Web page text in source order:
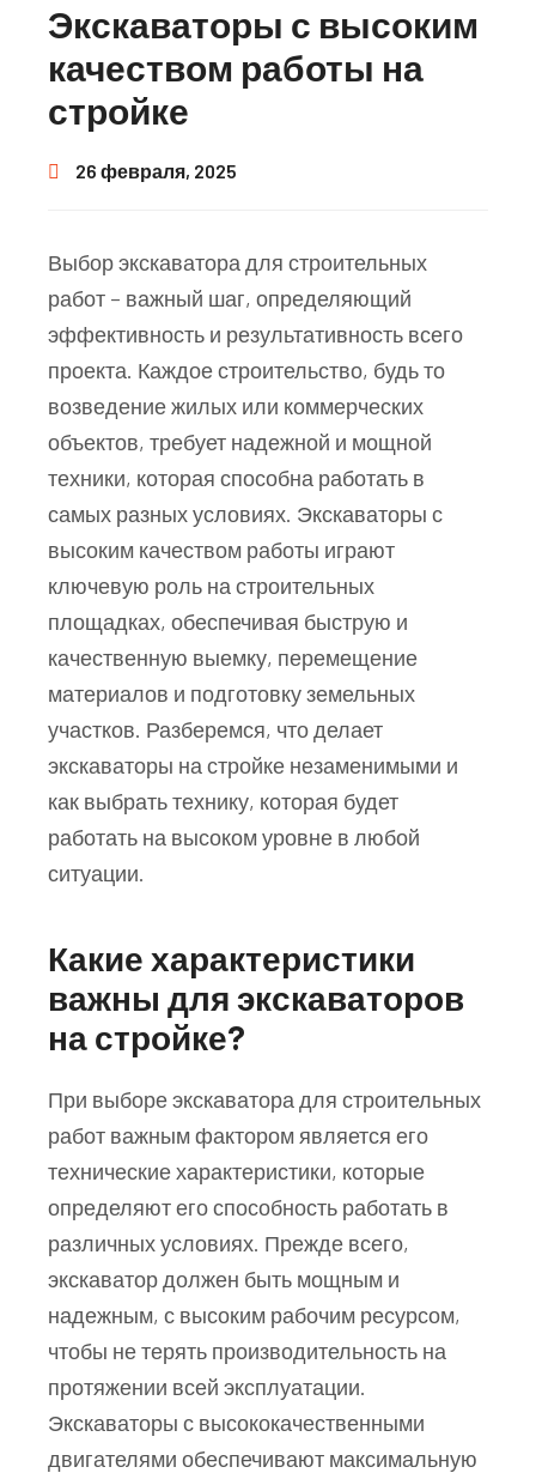
Экскаваторы с высоким
качеством работы на
стройке
26 февраля, 2025
Выбор экскаватора для строительных
работ – важный шаг, определяющий
эффективность и результативность всего
проекта. Каждое строительство, будь то
возведение жилых или коммерческих
объектов, требует надежной и мощной
техники, которая способна работать в
самых разных условиях. Экскаваторы с
высоким качеством работы играют
ключевую роль на строительных
площадках, обеспечивая быструю и
качественную выемку, перемещение
материалов и подготовку земельных
участков. Разберемся, что делает
экскаваторы на стройке незаменимыми и
как выбрать технику, которая будет
работать на высоком уровне в любой
ситуации.
Какие характеристики
важны для экскаваторов
на стройке?
При выборе экскаватора для строительных
работ важным фактором является его
технические характеристики, которые
определяют его способность работать в
различных условиях. Прежде всего,
экскаватор должен быть мощным и
надежным, с высоким рабочим ресурсом,
чтобы не терять производительность на
протяжении всей эксплуатации.
Экскаваторы с высококачественными
двигателями обеспечивают максимальную